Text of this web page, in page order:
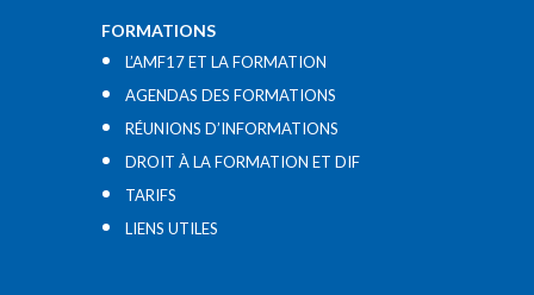
FORMATIONS
L’AMF17 ET LA FORMATION
AGENDAS DES FORMATIONS
RÉUNIONS D’INFORMATIONS
DROIT À LA FORMATION ET DIF
TARIFS
LIENS UTILES​